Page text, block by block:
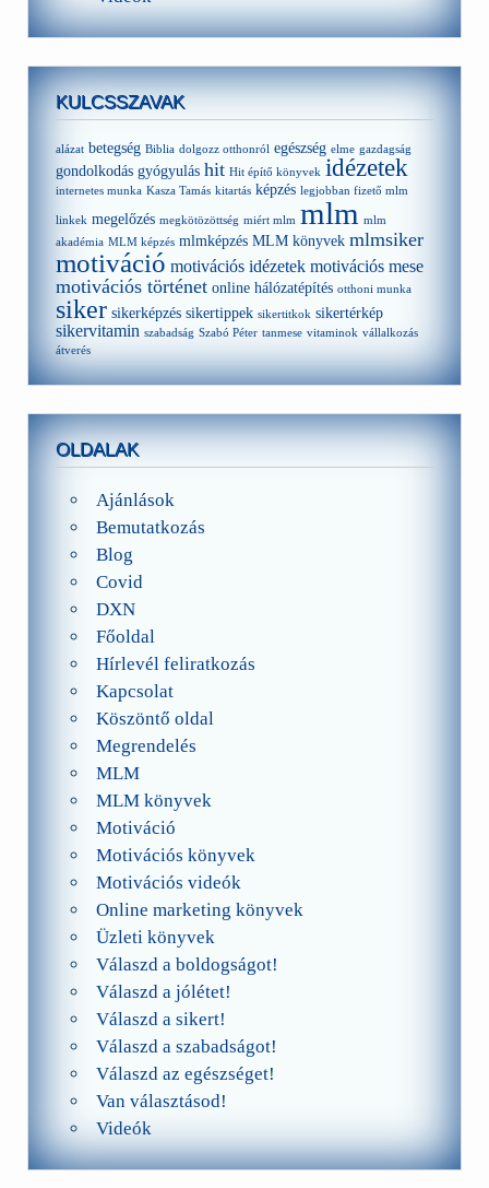
KULCSSZAVAK
alázat betegség Biblia dolgozz otthonról egészség elme gazdagság
gondolkodás gyógyulás hit Hit építő könyvek idézetek
internetes munka Kasza Tamás kitartás képzés legjobban fizető mlm
linkek megelőzés megkötözöttség miért mlm mlm mlm
akadémia MLM képzés mlmképzés MLM könyvek mlmsiker
motiváció motivációs idézetek motivációs mese
motivációs történet online hálózatépítés otthoni munka
siker sikerképzés sikertippek sikertitkok sikertérkép
sikervitamin szabadság Szabó Péter tanmese vitaminok vállalkozás
átverés
OLDALAK
Ajánlások
Bemutatkozás
Blog
Covid
DXN
Főoldal
Hírlevél feliratkozás
Kapcsolat
Köszöntő oldal
Megrendelés
MLM
MLM könyvek
Motiváció
Motivációs könyvek
Motivációs videók
Online marketing könyvek
Üzleti könyvek
Válaszd a boldogságot!
Válaszd a jólétet!
Válaszd a sikert!
Válaszd a szabadságot!
Válaszd az egészséget!
Van választásod!
Videók